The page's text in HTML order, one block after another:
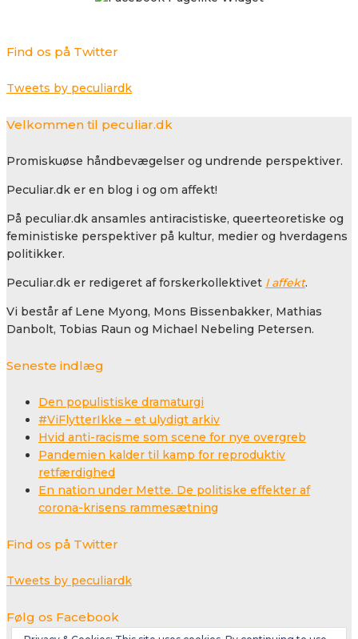
Find os på Twitter
Tweets by peculiardk
Velkommen til peculiar.dk
Promiskuøse håndbevægelser og undrende perspektiver.
Peculiar.dk er en blog i og om affekt!
På peculiar.dk ansamles antiracistiske, queerteoretiske og
feministiske perspektiver på kultur, medier og hverdagens
politikker.
Peculiar.dk er redigeret af forskerkollektivet I affekt.
Vi består af Lene Myong, Mons Bissenbakker, Mathias
Danbolt, Tobias Raun og Michael Nebeling Petersen.
Seneste indlæg
Den populistiske dramaturgi
#ViFlytterIkke – et ulydigt arkiv
Hvid anti-racisme som scene for nye overgreb
Pandemien kalder til kamp for reproduktiv
retfærdighed
En nation under Mette. De politiske effekter af
corona-krisens rammesætning
Find os på Twitter
Tweets by peculiardk
Følg os Facebook